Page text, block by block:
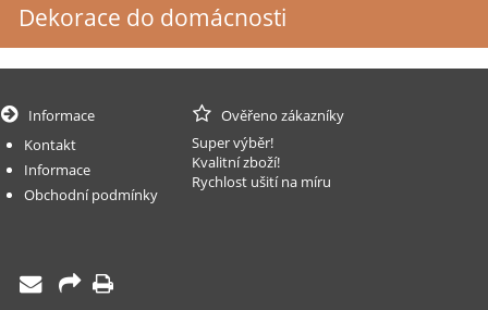
Dekorace do domácnosti
Informace
Kontakt
Informace
Obchodní podmínky
Ověřeno zákazníky
Super výběr!
Kvalitní zboží!
Rychlost ušití na míru